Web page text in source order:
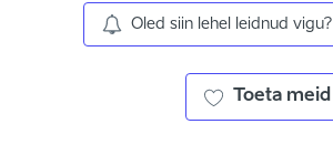
Oled siin lehel leidnud
Toeta meid